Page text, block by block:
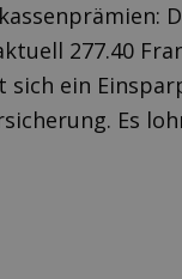
277.40
sich ein
Es